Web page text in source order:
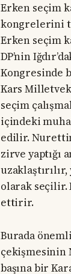
Erken seçim
kongrelerini
Erken seçim
DP’nin
Kongresinde
Kars
seçim
içindeki
edilir. Nurettin
zirve yaptığı
olarak seçilir.
ettirir.
Burada
çekişmesinin
başına bir